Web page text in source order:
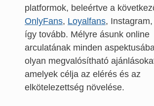
platformok, beleértve a
OnlyFans, Loyalfans,
így tovább. Mélyre ásunk online
arculatának minden
olyan megvalósítható
amelyek célja az elérés és az
elkötelezettség növelése.